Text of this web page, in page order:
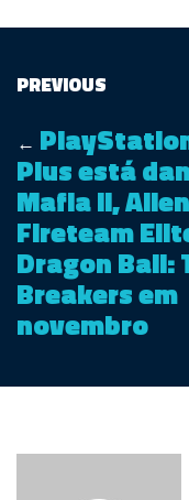
PREVIOUS
←
Plus está
Mafia II,
Fireteam
Dragon Ball:
Breakers em
novembro